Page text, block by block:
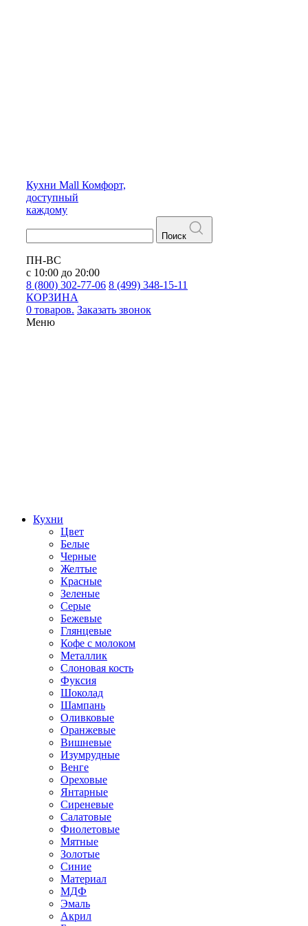
Кухни Mall Комфорт,
доступный
каждому
Поиск
ПН-ВС
с 10:00 до 20:00
8 (800) 302-77-06 8 (499) 348-15-11
КОРЗИНА
0 товаров. Заказать звонок
Меню
Кухни
Цвет
Белые
Черные
Желтые
Красные
Зеленые
Серые
Бежевые
Глянцевые
Кофе с молоком
Металлик
Слоновая кость
Фуксия
Шоколад
Шампань
Оливковые
Оранжевые
Вишневые
Изумрудные
Венге
Ореховые
Янтарные
Сиреневые
Салатовые
Фиолетовые
Мятные
Золотые
Синие
Материал
МДФ
Эмаль
Акрил